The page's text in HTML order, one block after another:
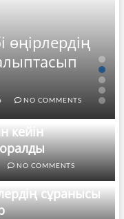
өңірлердің
NO COMMENTS
кейін
NO COMMENTS
сұранысы